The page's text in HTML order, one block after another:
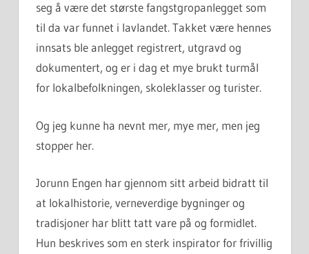
seg å være det største fangstgropanlegget som
til da var funnet i lavlandet. Takket være hennes
innsats ble anlegget registrert, utgravd og
dokumentert, og er i dag et mye brukt turmål
for lokalbefolkningen, skoleklasser og turister.
Og jeg kunne ha nevnt mer, mye mer, men jeg
stopper her.
Jorunn Engen har gjennom sitt arbeid bidratt til
at lokalhistorie, verneverdige bygninger og
tradisjoner har blitt tatt vare på og formidlet.
Hun beskrives som en sterk inspirator for frivillig